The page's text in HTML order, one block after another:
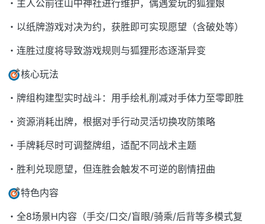
・主人公前往山中神社进行维护，偶遇爱玩的狐狸娘
・以纸牌游戏对决为约，获胜即可实现愿望（含破处等）
・连胜过度将导致游戏规则与狐狸形态逐渐异变
核心玩法
・牌组构建型实时战斗：用手绘札削减对手体力至零即胜
・资源消耗出牌，根据对手行动灵活切换攻防策略
・手牌耗尽时可调整牌组，适配不同战术主题
・胜利兑现愿望，但连胜会触发不可逆的剧情扭曲
特色内容
・全8场景H内容（手交/口交/盲眼/骑乘/后背等多模式复